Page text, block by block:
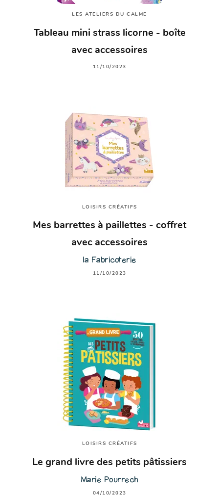
LES ATELIERS DU CALME
Tableau mini strass licorne - boîte
avec accessoires
11/10/2023
LOISIRS CRÉATIFS
Mes barrettes à paillettes - coffret
avec accessoires
la Fabricoterie
11/10/2023
LOISIRS CRÉATIFS
Le grand livre des petits pâtissiers
Marie Pourrech
04/10/2023